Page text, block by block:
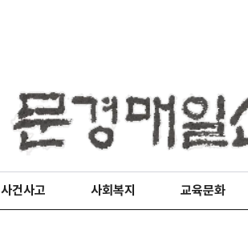
사건사고 사회복지 교육문화